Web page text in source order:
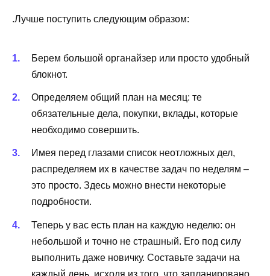
.Лучше поступить следующим образом:
Берем большой органайзер или просто удобный
блокнот.
Определяем общий план на месяц: те
обязательные дела, покупки, вклады, которые
необходимо совершить.
Имея перед глазами список неотложных дел,
распределяем их в качестве задач по неделям –
это просто. Здесь можно внести некоторые
подробности.
Теперь у вас есть план на каждую неделю: он
небольшой и точно не страшный. Его под силу
выполнить даже новичку. Составьте задачи на
каждый день, исходя из того, что запланировано